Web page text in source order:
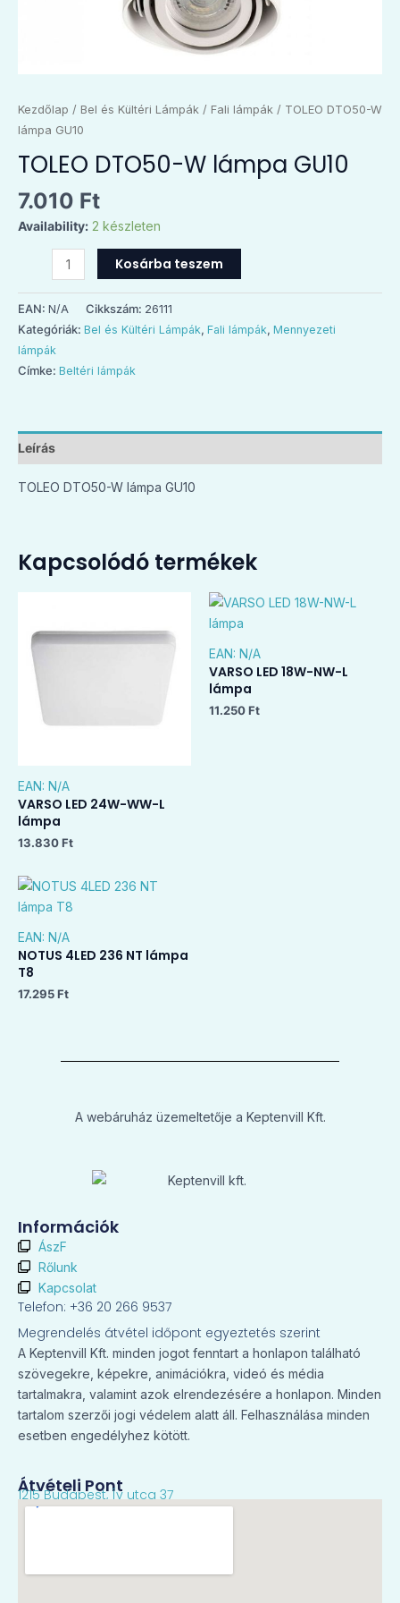
Kezdőlap / Bel és Kültéri Lámpák / Fali lámpák / TOLEO DTO50-W
lámpa GU10
TOLEO DTO50-W lámpa GU10
7.010 Ft
Availability: 2 készleten
Kosárba teszem
EAN: N/A Cikkszám: 26111
Kategóriák: Bel és Kültéri Lámpák, Fali lámpák, Mennyezeti
lámpák
Címke: Beltéri lámpák
Leírás
TOLEO DTO50-W lámpa GU10
Kapcsolódó termékek
EAN: N/A
VARSO LED 24W-WW-L
lámpa
13.830 Ft
EAN: N/A
VARSO LED 18W-NW-L
lámpa
11.250 Ft
EAN: N/A
NOTUS 4LED 236 NT lámpa
T8
17.295 Ft
A webáruház üzemeltetője a Keptenvill Kft.
Információk
ÁszF
Rőlunk
Kapcsolat
Telefon: +36 20 266 9537
Megrendelés átvétel időpont egyeztetés szerint
A Keptenvill Kft. minden jogot fenntart a honlapon található
szövegekre, képekre, animációkra, videó és média
tartalmakra, valamint azok elrendezésére a honlapon. Minden
tartalom szerzői jogi védelem alatt áll. Felhasználása minden
esetben engedélyhez kötött.
Átvételi Pont
1215 Budapest, Ív utca 37